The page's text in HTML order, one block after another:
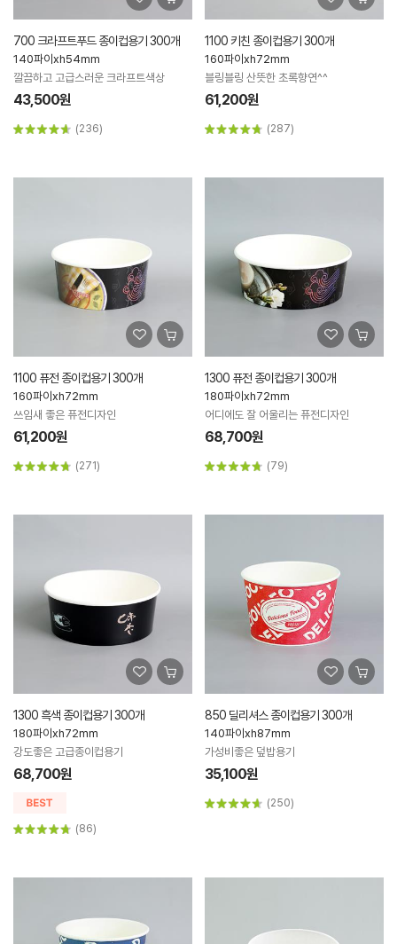
700 크라프트푸드 종이컵용기 300개
140파이xh54mm
깔끔하고 고급스러운 크라프트색상
43,500원
(236)
1100 키친 종이컵용기 300개
160파이xh72mm
블링블링 산뜻한 초록향연^^
61,200원
(287)
1100 퓨전 종이컵용기 300개
160파이xh72mm
쓰임새 좋은 퓨전디자인
61,200원
(271)
1300 퓨전 종이컵용기 300개
180파이xh72mm
어디에도 잘 어울리는 퓨전디자인
68,700원
(79)
1300 흑색 종이컵용기 300개
180파이xh72mm
강도좋은 고급종이컵용기
68,700원
(86)
850 딜리셔스 종이컵용기 300개
140파이xh87mm
가성비좋은 덮밥용기
35,100원
(250)